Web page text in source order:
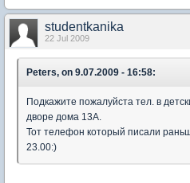
studentkanika
22 Jul 2009
Peters, on 9.07.2009 - 16:58:
Подкажите пожалуйста тел. в
дворе дома 13А.
Тот телефон который писали
23.00:)